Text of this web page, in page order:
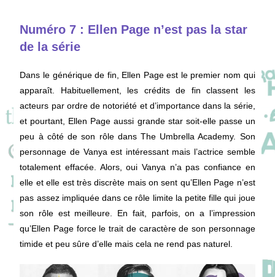
Numéro 7 : Ellen Page n’est pas la star
de la série
Dans le générique de fin, Ellen Page est le premier nom qui
apparaît. Habituellement, les crédits de fin classent les
acteurs par ordre de notoriété et d’importance dans la série,
et pourtant, Ellen Page aussi grande star soit-elle passe un
peu à côté de son rôle dans The Umbrella Academy. Son
personnage de Vanya est intéressant mais l’actrice semble
totalement effacée. Alors, oui Vanya n’a pas confiance en
elle et elle est très discrète mais on sent qu’Ellen Page n’est
pas assez impliquée dans ce rôle limite la petite fille qui joue
son rôle est meilleure. En fait, parfois, on a l’impression
qu’Ellen Page force le trait de caractère de son personnage
timide et peu sûre d’elle mais cela ne rend pas naturel.